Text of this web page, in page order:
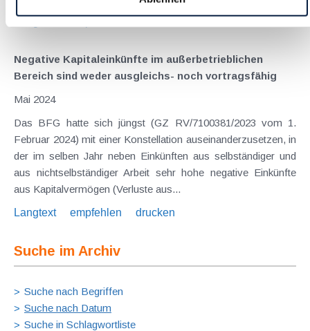
Negative Kapitaleinkünfte im außerbetrieblichen
Bereich sind weder ausgleichs- noch vortragsfähig
Mai 2024
Das BFG hatte sich jüngst (GZ RV/7100381/2023 vom 1.
Februar 2024) mit einer Konstellation auseinanderzusetzen, in
der im selben Jahr neben Einkünften aus selbständiger und
aus nichtselbständiger Arbeit sehr hohe negative Einkünfte
aus Kapitalvermögen (Verluste aus...
Langtext
empfehlen drucken
Suche im Archiv
Suche nach Begriffen
Suche nach Datum
Suche in Schlagwortliste